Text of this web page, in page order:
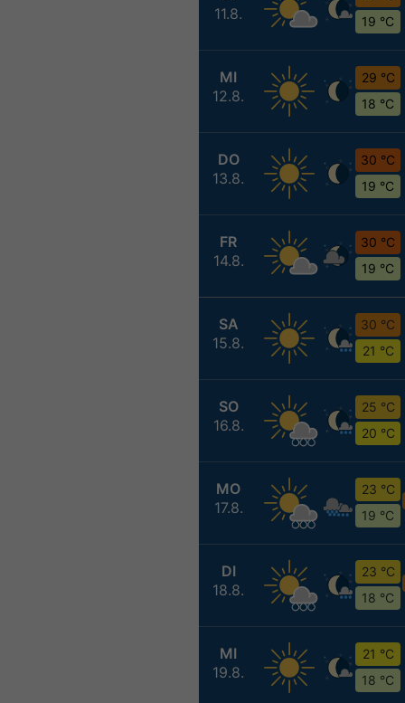
11.8.
19 °C
MI
12.8.
29 °C
18 °C
DO
13.8.
30 °C
19 °C
FR
14.8.
30 °C
19 °C
SA
15.8.
30 °C
21 °C
SO
16.8.
25 °C
20 °C
MO
17.8.
23 °C
19 °C
DI
18.8.
23 °C
18 °C
MI
19.8.
21 °C
18 °C